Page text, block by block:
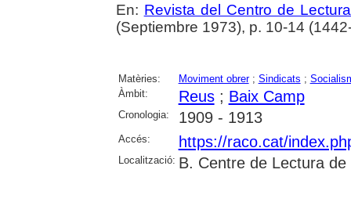
En: Revista del Centro de
(Septiembre 1973), p. 10-14
Matèries: Moviment obrer; Sindicats ;
Àmbit:
Reus; Baix Camp
Cronologia: 1909 - 1913
Accés: https://raco.cat/
Localització: B. Centre de Lectura de